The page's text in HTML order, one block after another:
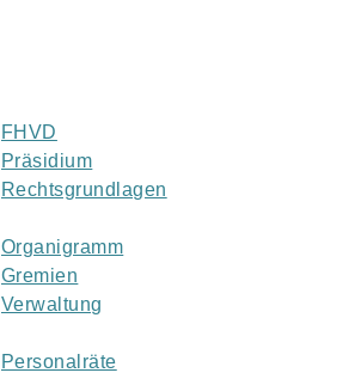
FHVD
Präsidium
Rechtsgrundlagen
Organigramm
Gremien
Verwaltung
Personalräte